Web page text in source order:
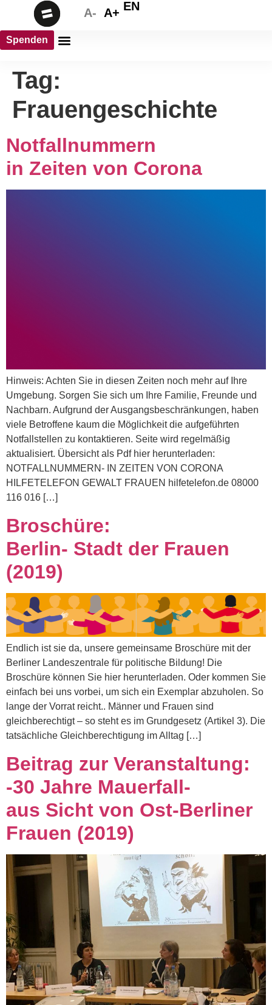
A- A+ EN
Spenden
Tag:
Frauengeschichte
Notfallnummern
in Zeiten von Corona
Hinweis: Achten Sie in diesen Zeiten noch mehr auf Ihre
Umgebung. Sorgen Sie sich um Ihre Familie, Freunde und
Nachbarn. Aufgrund der Ausgangsbeschränkungen, haben
viele Betroffene kaum die Möglichkeit die aufgeführten
Notfallstellen zu kontaktieren. Seite wird regelmäßig
aktualisiert. Übersicht als Pdf hier herunterladen:
NOTFALLNUMMERN- IN ZEITEN VON CORONA
HILFETELEFON GEWALT FRAUEN hilfetelefon.de 08000
116 016 […]
Broschüre:
Berlin- Stadt der Frauen
(2019)
Endlich ist sie da, unsere gemeinsame Broschüre mit der
Berliner Landeszentrale für politische Bildung! Die
Broschüre können Sie hier herunterladen. Oder kommen Sie
einfach bei uns vorbei, um sich ein Exemplar abzuholen. So
lange der Vorrat reicht.. Männer und Frauen sind
gleichberechtigt – so steht es im Grundgesetz (Artikel 3). Die
tatsächliche Gleichberechtigung im Alltag […]
Beitrag zur Veranstaltung:
-30 Jahre Mauerfall-
aus Sicht von Ost-Berliner
Frauen (2019)